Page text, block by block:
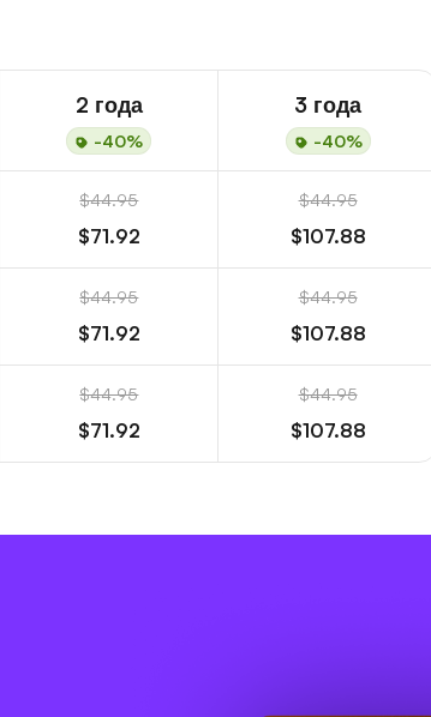
2 года
-40%
3 года
-40%
$44.95
$71.92
$44.95
$107.88
$44.95
$71.92
$44.95
$107.88
$44.95
$71.92
$44.95
$107.88